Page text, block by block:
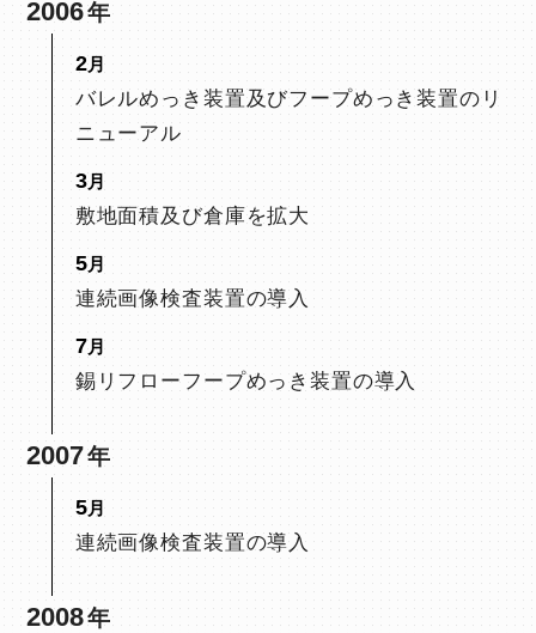
2006
2
バレルめっき装置及びフープめっき装置のリ
ニューアル
3
敷地面積及び倉庫を拡大
5
連続画像検査装置の導入
7
錫リフローフープめっき装置の導入
2007
5
連続画像検査装置の導入
2008